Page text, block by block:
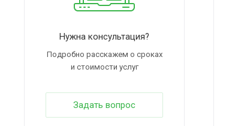
Нужна консультация?
Подробно расскажем о сроках
и стоимости услуг
Задать вопрос